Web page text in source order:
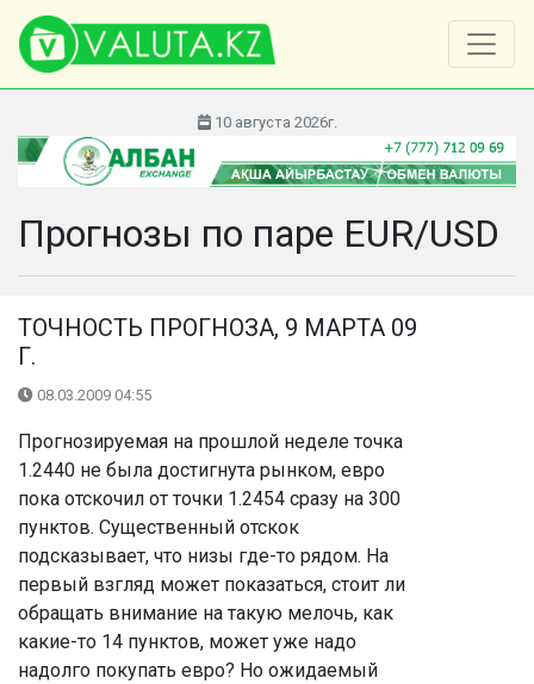
10 августа 2026г.
Прогнозы по паре EUR/USD
ТОЧНОСТЬ ПРОГНОЗА, 9 МАРТА 09
Г.
08.03.2009 04:55
Прогнозируемая на прошлой неделе точка
1.2440 не была достигнута рынком, евро
пока отскочил от точки 1.2454 сразу на 300
пунктов. Существенный отскок
подсказывает, что низы где-то рядом. На
первый взгляд может показаться, стоит ли
обращать внимание на такую мелочь, как
какие-то 14 пунктов, может уже надо
надолго покупать евро? Но ожидаемый